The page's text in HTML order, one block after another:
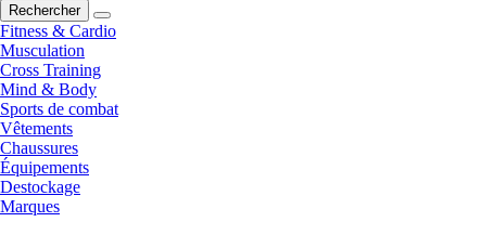
Rechercher
Fitness & Cardio
Musculation
Cross Training
Mind & Body
Sports de combat
Vêtements
Chaussures
Équipements
Destockage
Marques